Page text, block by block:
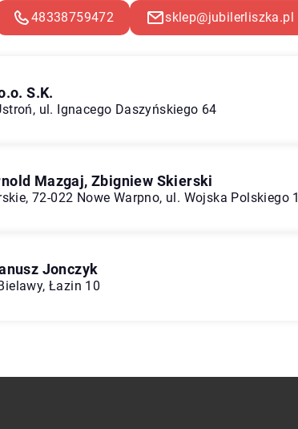
48338759472
sklep@jubilerliszka.pl
S.K.
ul. Ignacego Daszyńskiego 64
Mazgaj, Zbigniew Skierski
72-022 Nowe Warpno, ul. Wojska Polskiego
Jonczyk
Łazin 10